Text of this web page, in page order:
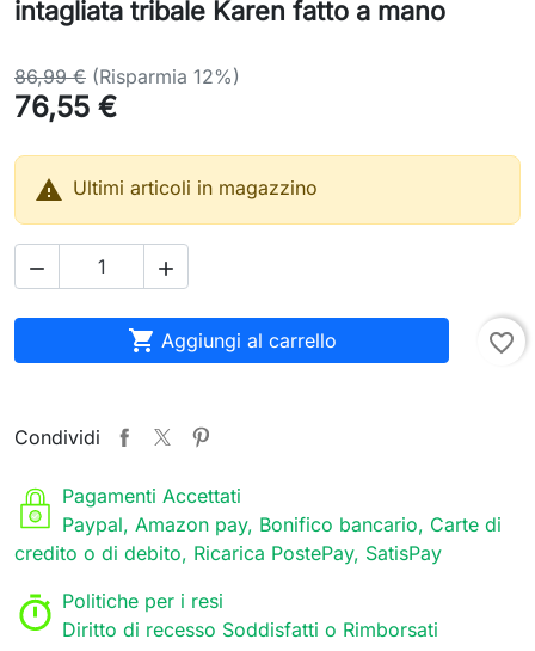
intagliata tribale Karen fatto a mano
86,99 € (Risparmia 12%)
76,55 €
 Ultimi articoli in magazzino
 
 Aggiungi al carrello favorite_border
Condividi
Pagamenti Accettati
Paypal, Amazon pay, Bonifico bancario, Carte di
credito o di debito, Ricarica PostePay, SatisPay
Politiche per i resi
Diritto di recesso Soddisfatti o Rimborsati